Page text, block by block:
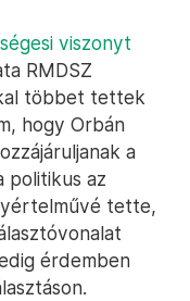
viszonyt
RMDSZ
többet tettek
hogy Orbán
a
politikus az
tette,
érdemben